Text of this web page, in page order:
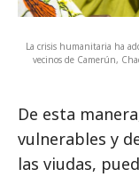
La crisis humanitaria ha
vecinos de Camerún,
De esta
vulnerables y
las viudas,